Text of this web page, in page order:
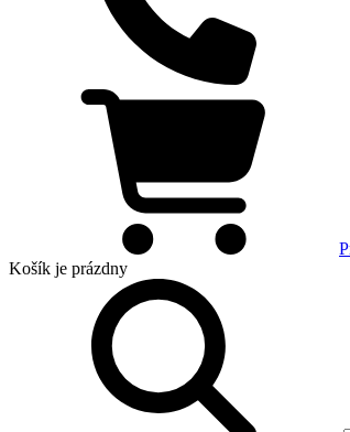
Košík je prázdny